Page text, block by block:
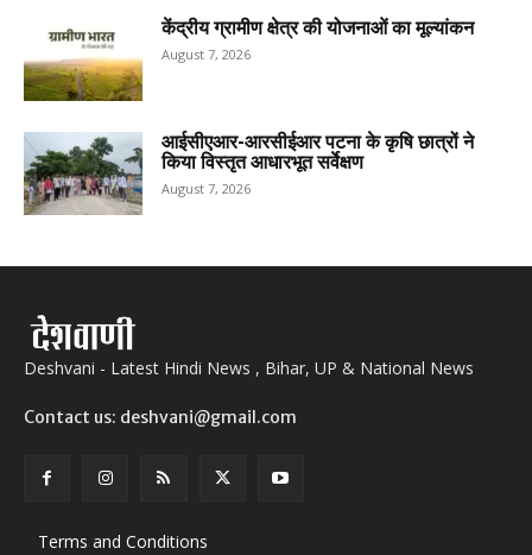
केंद्रीय ग्रामीण क्षेत्र की योजनाओं का मूल्यांकन
August 7, 2026
आईसीएआर-आरसीईआर पटना के कृषि छात्रों ने
किया विस्तृत आधारभूत सर्वेक्षण
August 7, 2026
Deshvani - Latest Hindi News , Bihar, UP & National News
Contact us: deshvani@gmail.com
Terms and Conditions